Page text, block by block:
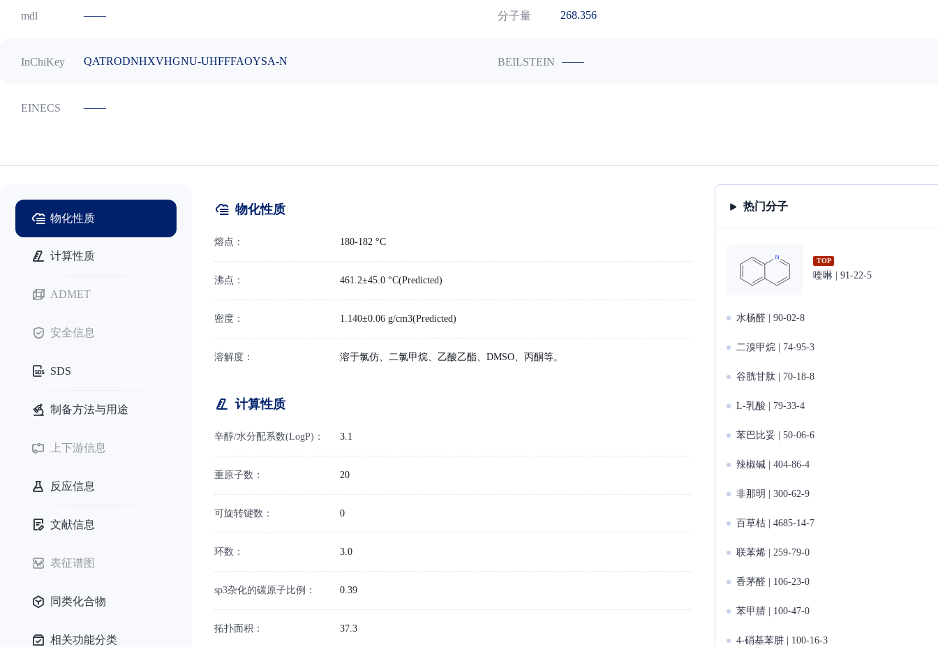
mdl —— 分子量 268.356
InChiKey QATRODNHXVHGNU-UHFFFAOYSA-N BEILSTEIN ——
EINECS ——
物化性质
计算性质
ADMET
安全信息
SDS
制备方法与用途
上下游信息
反应信息
文献信息
表征谱图
同类化合物
相关功能分类
物化性质
熔点： 180-182 °C
沸点： 461.2±45.0 °C(Predicted)
密度： 1.140±0.06 g/cm3(Predicted)
溶解度： 溶于氯仿、二氯甲烷、乙酸乙酯、DMSO、丙酮等。
计算性质
辛醇/水分配系数(LogP)： 3.1
重原子数： 20
可旋转键数： 0
环数： 3.0
sp3杂化的碳原子比例： 0.39
拓扑面积： 37.3
热门分子
TOP
喹啉 | 91-22-5
水杨醛 | 90-02-8
二溴甲烷 | 74-95-3
谷胱甘肽 | 70-18-8
L-乳酸 | 79-33-4
苯巴比妥 | 50-06-6
辣椒碱 | 404-86-4
非那明 | 300-62-9
百草枯 | 4685-14-7
联苯烯 | 259-79-0
香茅醛 | 106-23-0
苯甲腈 | 100-47-0
4-硝基苯肼 | 100-16-3